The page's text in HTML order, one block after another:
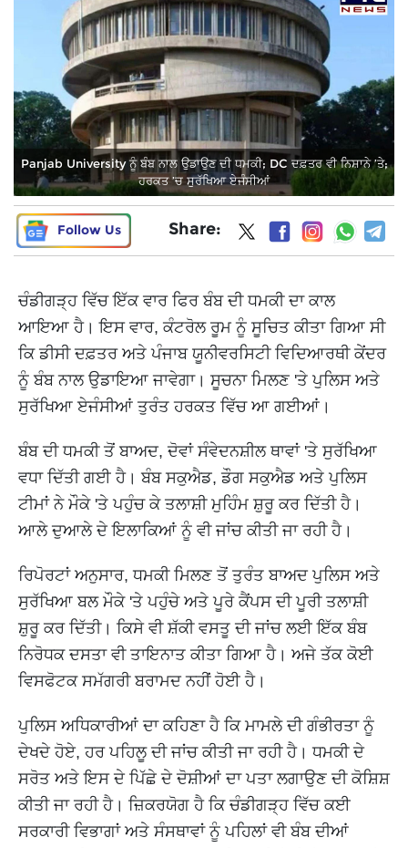
Panjab University ਨੂੰ ਬੰਬ ਨਾਲ ਉਡਾਉਣ ਦੀ ਧਮਕੀ; DC ਦਫ਼ਤਰ ਵੀ ਨਿਸ਼ਾਨੇ ’ਤੇ;
ਹਰਕਤ ’ਚ ਸੁਰੱਖਿਆ ਏਜੰਸੀਆਂ
Follow Us Share:
ਚੰਡੀਗੜ੍ਹ ਵਿੱਚ ਇੱਕ ਵਾਰ ਫਿਰ ਬੰਬ ਦੀ ਧਮਕੀ ਦਾ ਕਾਲ
ਆਇਆ ਹੈ। ਇਸ ਵਾਰ, ਕੰਟਰੋਲ ਰੂਮ ਨੂੰ ਸੂਚਿਤ ਕੀਤਾ ਗਿਆ ਸੀ
ਕਿ ਡੀਸੀ ਦਫ਼ਤਰ ਅਤੇ ਪੰਜਾਬ ਯੂਨੀਵਰਸਿਟੀ ਵਿਦਿਆਰਥੀ ਕੇਂਦਰ
ਨੂੰ ਬੰਬ ਨਾਲ ਉਡਾਇਆ ਜਾਵੇਗਾ। ਸੂਚਨਾ ਮਿਲਣ 'ਤੇ ਪੁਲਿਸ ਅਤੇ
ਸੁਰੱਖਿਆ ਏਜੰਸੀਆਂ ਤੁਰੰਤ ਹਰਕਤ ਵਿੱਚ ਆ ਗਈਆਂ।
ਬੰਬ ਦੀ ਧਮਕੀ ਤੋਂ ਬਾਅਦ, ਦੋਵਾਂ ਸੰਵੇਦਨਸ਼ੀਲ ਥਾਵਾਂ 'ਤੇ ਸੁਰੱਖਿਆ
ਵਧਾ ਦਿੱਤੀ ਗਈ ਹੈ। ਬੰਬ ਸਕੁਐਡ, ਡੌਗ ਸਕੁਐਡ ਅਤੇ ਪੁਲਿਸ
ਟੀਮਾਂ ਨੇ ਮੌਕੇ 'ਤੇ ਪਹੁੰਚ ਕੇ ਤਲਾਸ਼ੀ ਮੁਹਿੰਮ ਸ਼ੁਰੂ ਕਰ ਦਿੱਤੀ ਹੈ।
ਆਲੇ ਦੁਆਲੇ ਦੇ ਇਲਾਕਿਆਂ ਨੂੰ ਵੀ ਜਾਂਚ ਕੀਤੀ ਜਾ ਰਹੀ ਹੈ।
ਰਿਪੋਰਟਾਂ ਅਨੁਸਾਰ, ਧਮਕੀ ਮਿਲਣ ਤੋਂ ਤੁਰੰਤ ਬਾਅਦ ਪੁਲਿਸ ਅਤੇ
ਸੁਰੱਖਿਆ ਬਲ ਮੌਕੇ 'ਤੇ ਪਹੁੰਚੇ ਅਤੇ ਪੂਰੇ ਕੈਂਪਸ ਦੀ ਪੂਰੀ ਤਲਾਸ਼ੀ
ਸ਼ੁਰੂ ਕਰ ਦਿੱਤੀ। ਕਿਸੇ ਵੀ ਸ਼ੱਕੀ ਵਸਤੂ ਦੀ ਜਾਂਚ ਲਈ ਇੱਕ ਬੰਬ
ਨਿਰੋਧਕ ਦਸਤਾ ਵੀ ਤਾਇਨਾਤ ਕੀਤਾ ਗਿਆ ਹੈ। ਅਜੇ ਤੱਕ ਕੋਈ
ਵਿਸਫੋਟਕ ਸਮੱਗਰੀ ਬਰਾਮਦ ਨਹੀਂ ਹੋਈ ਹੈ।
ਪੁਲਿਸ ਅਧਿਕਾਰੀਆਂ ਦਾ ਕਹਿਣਾ ਹੈ ਕਿ ਮਾਮਲੇ ਦੀ ਗੰਭੀਰਤਾ ਨੂੰ
ਦੇਖਦੇ ਹੋਏ, ਹਰ ਪਹਿਲੂ ਦੀ ਜਾਂਚ ਕੀਤੀ ਜਾ ਰਹੀ ਹੈ। ਧਮਕੀ ਦੇ
ਸਰੋਤ ਅਤੇ ਇਸ ਦੇ ਪਿੱਛੇ ਦੇ ਦੋਸ਼ੀਆਂ ਦਾ ਪਤਾ ਲਗਾਉਣ ਦੀ ਕੋਸ਼ਿਸ਼
ਕੀਤੀ ਜਾ ਰਹੀ ਹੈ। ਜ਼ਿਕਰਯੋਗ ਹੈ ਕਿ ਚੰਡੀਗੜ੍ਹ ਵਿੱਚ ਕਈ
ਸਰਕਾਰੀ ਵਿਭਾਗਾਂ ਅਤੇ ਸੰਸਥਾਵਾਂ ਨੂੰ ਪਹਿਲਾਂ ਵੀ ਬੰਬ ਦੀਆਂ